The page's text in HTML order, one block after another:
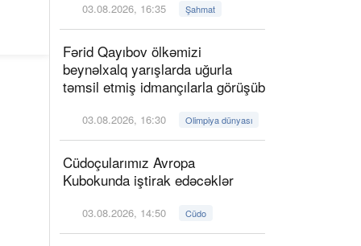
03.08.2026, 16:35 Şahmat
Fərid Qayıbov ölkəmizi
beynəlxalq yarışlarda uğurla
təmsil etmiş idmançılarla görüşüb
03.08.2026, 16:30 Olimpiya dünyası
Cüdoçularımız Avropa
Kubokunda iştirak edəcəklər
03.08.2026, 14:50 Cüdo